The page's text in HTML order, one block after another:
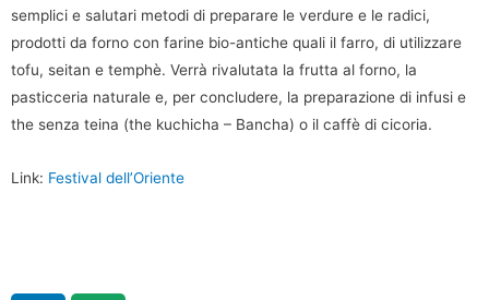
semplici e salutari metodi di preparare le verdure e le radici,
prodotti da forno con farine bio-antiche quali il farro, di utilizzare
tofu, seitan e temphè. Verrà rivalutata la frutta al forno, la
pasticceria naturale e, per concludere, la preparazione di infusi e
the senza teina (the kuchicha – Bancha) o il caffè di cicoria.
Link: Festival dell’Oriente